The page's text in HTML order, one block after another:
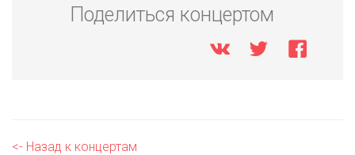
Поделиться концертом
<- Назад к концертам